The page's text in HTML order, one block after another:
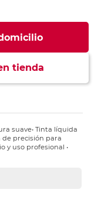
tienda
suave• Tinta líquida
precisión para
y uso profesional •